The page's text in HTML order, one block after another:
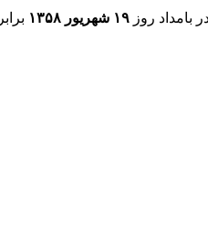
بامداد روز ۱۹ شهریور ۱۳۵۸